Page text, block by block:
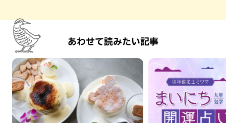
あわせて読みたい記事